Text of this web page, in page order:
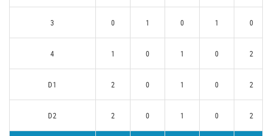
3 0 1 0 1 0
4 1 0 1 0 2
D1 2 0 1 0 2
D2 2 0 1 0 2